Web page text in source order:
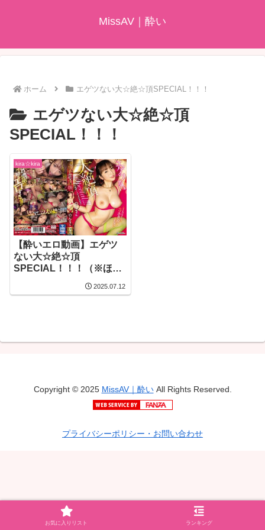
MissAV｜酔い
ホーム エゲツない大☆絶☆頂SPECIAL！！！
エゲツない大☆絶☆頂
SPECIAL！！！
kira☆kira
【酔いエロ動画】エゲツ
ない大☆絶☆頂
SPECIAL！！！（※ほぼ
2025.07.12
Copyright © 2025 MissAV｜酔いAll Rights Reserved.
プライバシーポリシー・お問い合わせ
お気に入りリスト ランキング